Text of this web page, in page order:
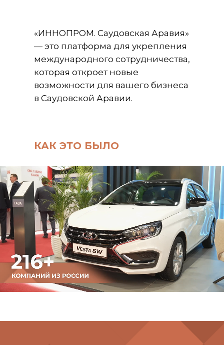
«ИННОПРОМ. Саудовская Аравия»
— это платформа для укрепления
международного сотрудничества,
которая откроет новые
возможности для вашего бизнеса
в Саудовской Аравии.
КАК ЭТО БЫЛО